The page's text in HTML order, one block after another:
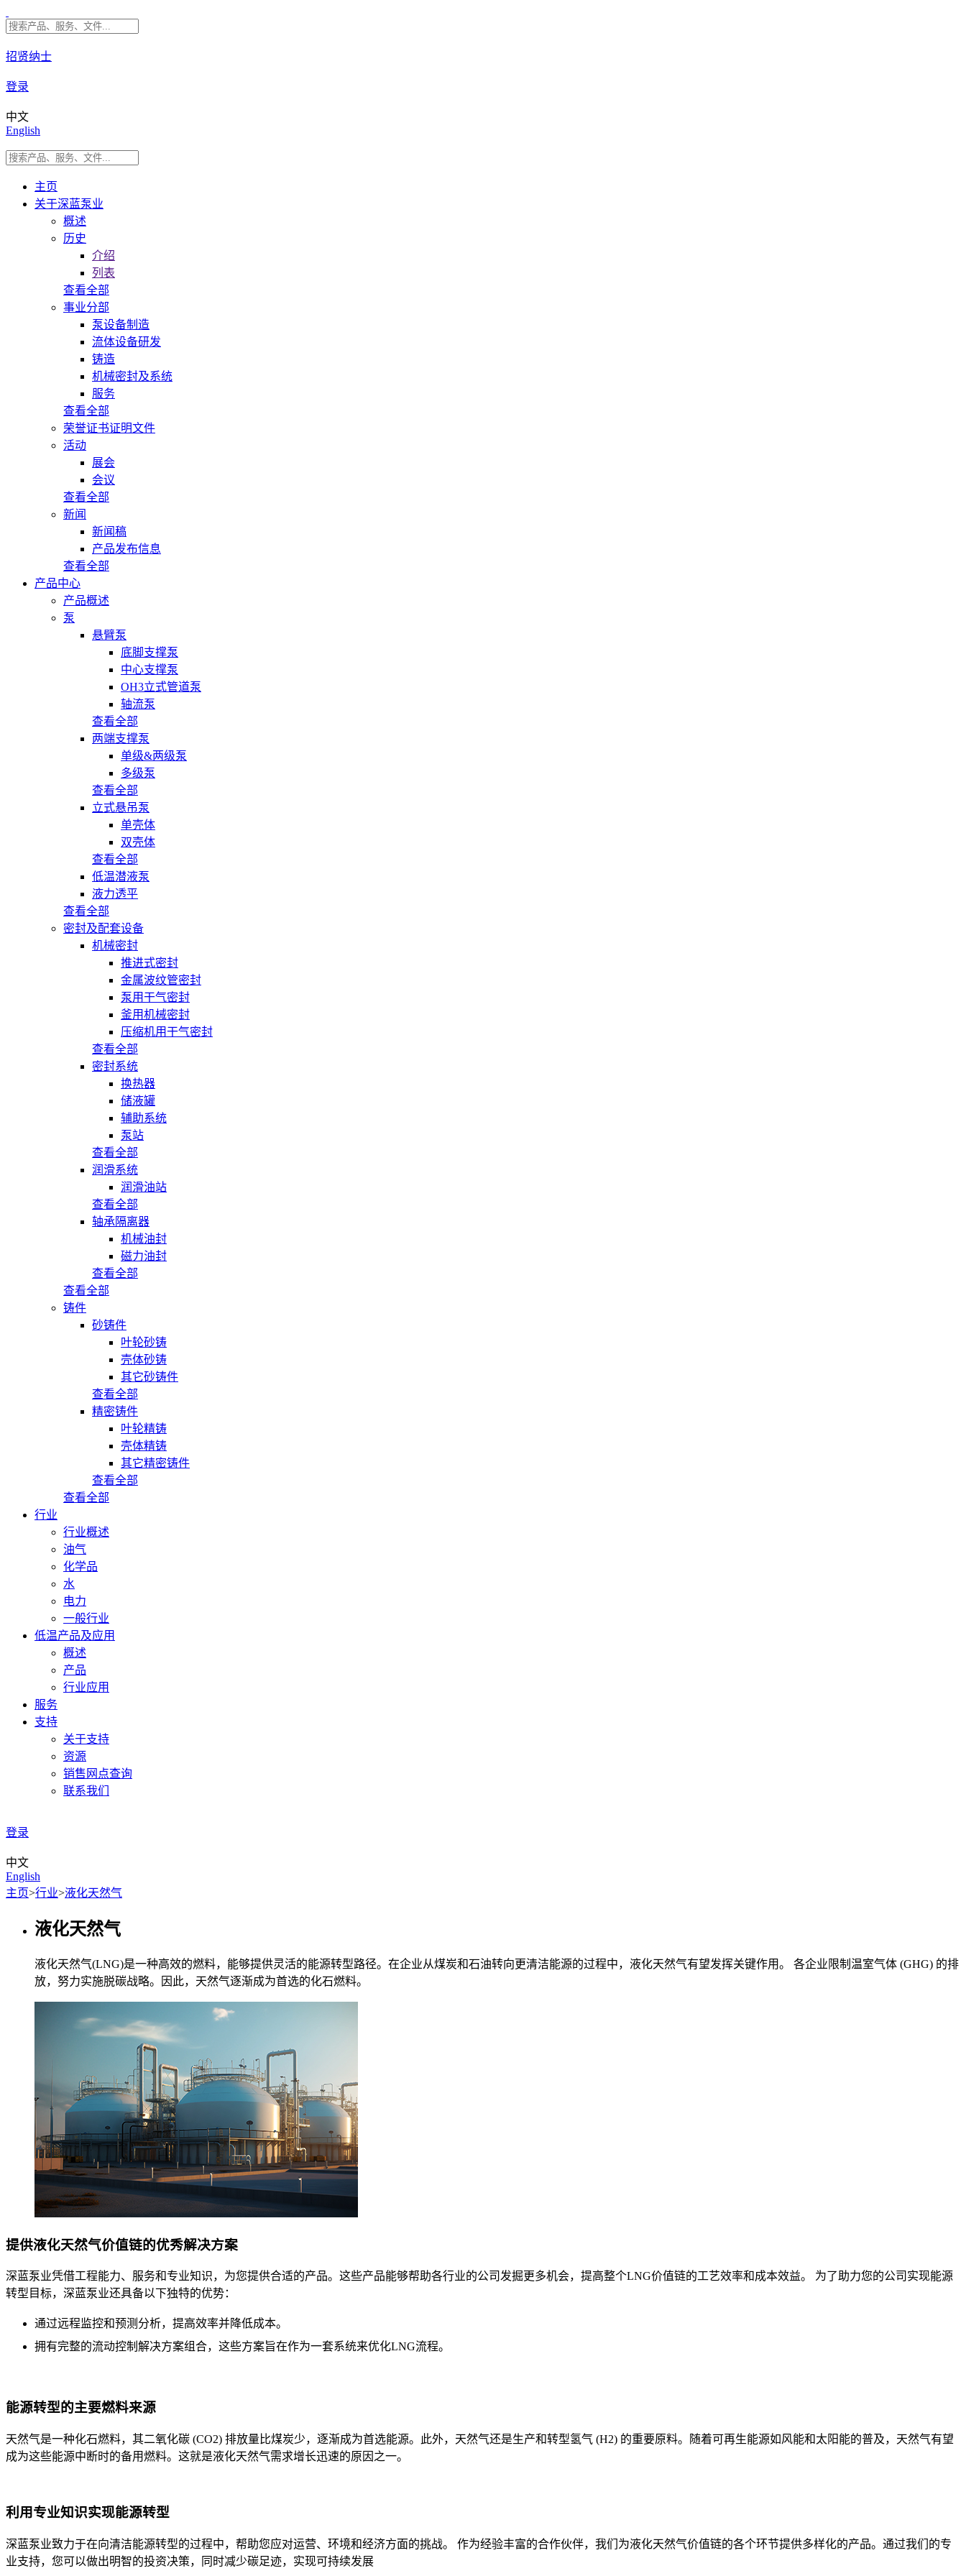
招贤纳士
登录
中文
English
主页
关于深蓝泵业
概述
历史
介绍
列表
查看全部
事业分部
泵设备制造
流体设备研发
铸造
机械密封及系统
服务
查看全部
荣誉证书证明文件
活动
展会
会议
查看全部
新闻
新闻稿
产品发布信息
查看全部
产品中心
产品概述
泵
悬臂泵
底脚支撑泵
中心支撑泵
OH3立式管道泵
轴流泵
查看全部
两端支撑泵
单级&两级泵
多级泵
查看全部
立式悬吊泵
单壳体
双壳体
查看全部
低温潜液泵
液力透平
查看全部
密封及配套设备
机械密封
推进式密封
金属波纹管密封
泵用干气密封
釜用机械密封
压缩机用干气密封
查看全部
密封系统
换热器
储液罐
辅助系统
泵站
查看全部
润滑系统
润滑油站
查看全部
轴承隔离器
机械油封
磁力油封
查看全部
查看全部
铸件
砂铸件
叶轮砂铸
壳体砂铸
其它砂铸件
查看全部
精密铸件
叶轮精铸
壳体精铸
其它精密铸件
查看全部
查看全部
行业
行业概述
油气
化学品
水
电力
一般行业
低温产品及应用
概述
产品
行业应用
服务
支持
关于支持
资源
销售网点查询
联系我们
登录
中文
English
主页>行业>液化天然气
液化天然气
液化天然气(LNG)是一种高效的燃料，能够提供灵活的能源转型路径。在企业从煤炭和石油转向更清洁能源的过程中，液化天然气有望发挥关键作用。 各企业限制温室气体 (GHG) 的排
放，努力实施脱碳战略。因此，天然气逐渐成为首选的化石燃料。
提供液化天然气价值链的优秀解决方案
深蓝泵业凭借工程能力、服务和专业知识，为您提供合适的产品。这些产品能够帮助各行业的公司发掘更多机会，提高整个LNG价值链的工艺效率和成本效益。 为了助力您的公司实现能源
转型目标，深蓝泵业还具备以下独特的优势：
通过远程监控和预测分析，提高效率并降低成本。
拥有完整的流动控制解决方案组合，这些方案旨在作为一套系统来优化LNG流程。
能源转型的主要燃料来源
天然气是一种化石燃料，其二氧化碳 (CO2) 排放量比煤炭少，逐渐成为首选能源。此外，天然气还是生产和转型氢气 (H2) 的重要原料。随着可再生能源如风能和太阳能的普及，天然气有望
成为这些能源中断时的备用燃料。这就是液化天然气需求增长迅速的原因之一。
利用专业知识实现能源转型
深蓝泵业致力于在向清洁能源转型的过程中，帮助您应对运营、环境和经济方面的挑战。 作为经验丰富的合作伙伴，我们为液化天然气价值链的各个环节提供多样化的产品。通过我们的专
业支持，您可以做出明智的投资决策，同时减少碳足迹，实现可持续发展